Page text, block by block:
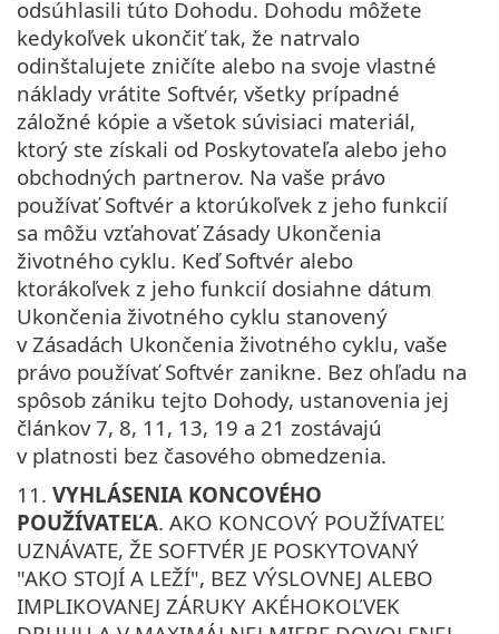
odsúhlasili túto Dohodu. Dohodu môžete
kedykoľvek ukončiť tak, že natrvalo
odinštalujete zničíte alebo na svoje vlastné
náklady vrátite Softvér, všetky prípadné
záložné kópie a všetok súvisiaci materiál,
ktorý ste získali od Poskytovateľa alebo jeho
obchodných partnerov. Na vaše právo
používať Softvér a ktorúkoľvek z jeho funkcií
sa môžu vzťahovať Zásady Ukončenia
životného cyklu. Keď Softvér alebo
ktorákoľvek z jeho funkcií dosiahne dátum
Ukončenia životného cyklu stanovený
v Zásadách Ukončenia životného cyklu, vaše
právo používať Softvér zanikne. Bez ohľadu na
spôsob zániku tejto Dohody, ustanovenia jej
článkov 7, 8, 11, 13, 19 a 21 zostávajú
v platnosti bez časového obmedzenia.
11. VYHLÁSENIA KONCOVÉHO
POUŽÍVATEĽA. AKO KONCOVÝ POUŽÍVATEĽ
UZNÁVATE, ŽE SOFTVÉR JE POSKYTOVANÝ
"AKO STOJÍ A LEŽÍ", BEZ VÝSLOVNEJ ALEBO
IMPLIKOVANEJ ZÁRUKY AKÉHOKOĽVEK